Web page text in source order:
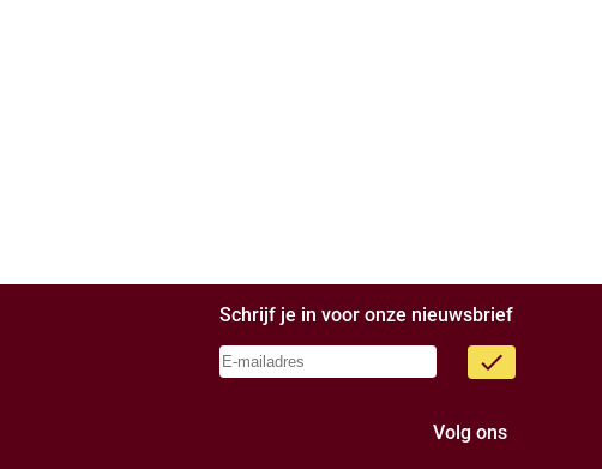
Schrijf je in voor onze nieuwsbrief
done
Volg ons